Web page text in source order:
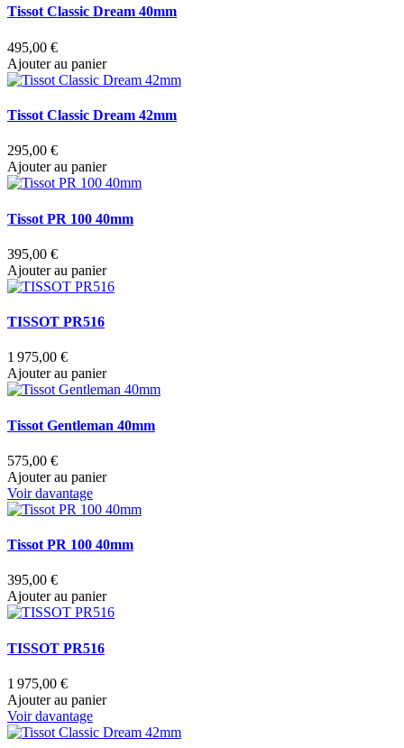
Tissot Classic Dream 40mm
495,00 €
Ajouter au panier
Tissot Classic Dream 42mm
295,00 €
Ajouter au panier
Tissot PR 100 40mm
395,00 €
Ajouter au panier
TISSOT PR516
1 975,00 €
Ajouter au panier
Tissot Gentleman 40mm
575,00 €
Ajouter au panier
Voir davantage
Tissot PR 100 40mm
395,00 €
Ajouter au panier
TISSOT PR516
1 975,00 €
Ajouter au panier
Voir davantage